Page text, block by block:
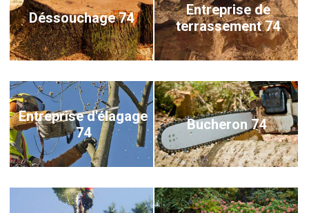
Déssouchage 74
Entreprise de
terrassement 74
Entreprise d'élagage
74
Bucheron 74